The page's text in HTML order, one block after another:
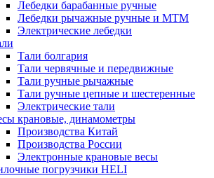
Лебедки барабанные ручные
Лебедки рычажные ручные и МТМ
Электрические лебедки
Тали болгария
Тали червячные и передвижные
Тали ручные рычажные
Тали ручные цепные и шестеренные
Электрические тали
крановые, динамометры
Производства Китай
Производства России
Электронные крановые весы
погрузчики HELI